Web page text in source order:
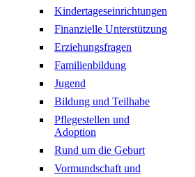
Kindertageseinrichtungen
Finanzielle Unterstützung
Erziehungsfragen
Familienbildung
Jugend
Bildung und Teilhabe
Pflegestellen und
Adoption
Rund um die Geburt
Vormundschaft und